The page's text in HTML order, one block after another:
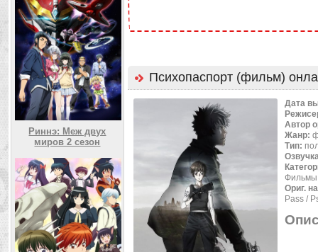
Риннэ: Меж двух
миров 2 сезон
Психопаспорт (фильм)
Дата
Автор
Жанр:
Тип:
Фильмы
Ориг.
Pass /